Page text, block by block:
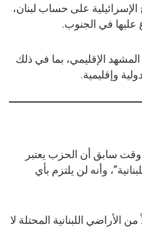
على حساب لبنان،
في الجنوب.
الإقليمي، بما في ذلك
وإقليمية.
وقت سابق أن الحزب يعتبر
وأنه لن يلتزم بأي
الأراضي اللبنانية المحتلة لا